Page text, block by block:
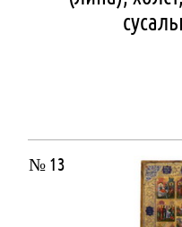
№ 13